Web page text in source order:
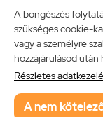
A böngészés
szükséges cookie-
vagy a személyre
hozzájárulásod után
Részletes
A nem